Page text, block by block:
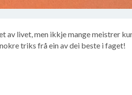
av livet, men ikkje mange meistrer
triks frå ein av dei beste i faget!